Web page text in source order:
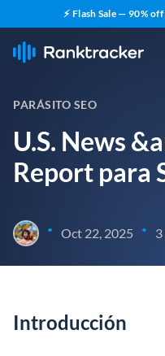
⚡ Flash Sale — 90%
PARÁSITO SEO
U.S. News
Report para
• Oct 22, 2025 •
Introducción